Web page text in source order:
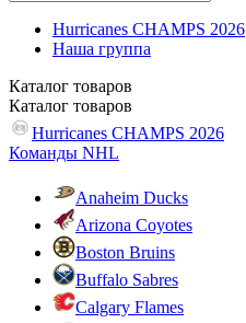
Hurricanes CHAMPS 2026
Наша группа
Каталог товаров
Каталог товаров
Hurricanes CHAMPS 2026
Команды NHL
Anaheim Ducks
Arizona Coyotes
Boston Bruins
Buffalo Sabres
Calgary Flames